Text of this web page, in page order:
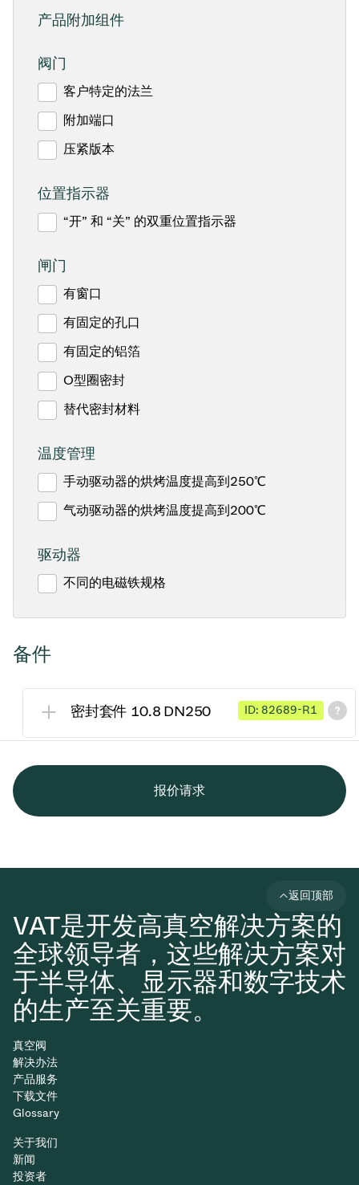
产品附加组件
阀门
客户特定的法兰
附加端口
压紧版本
位置指示器
“开” 和 “关” 的双重位置指示器
闸门
有窗口
有固定的孔口
有固定的铝箔
O型圈密封
替代密封材料
温度管理
手动驱动器的烘烤温度提高到250℃
气动驱动器的烘烤温度提高到200℃
驱动器
不同的电磁铁规格
备件
密封套件 10.8 DN250 ID: 82689-R1
报价请求
VAT是开发高真空解决方案的
全球领导者，这些解决方案对
于半导体、显示器和数字技术
的生产至关重要。
返回顶部
真空阀
解决办法
产品服务
下载文件
Glossary
关于我们
新闻
投资者